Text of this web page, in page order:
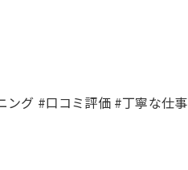
ング #口コミ評価 #丁寧な仕事